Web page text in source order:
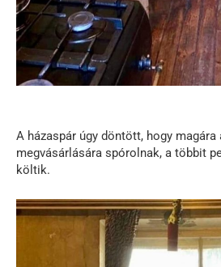
A házaspár úgy döntött, hogy magára
megvásárlására spórolnak, a többit
költik.